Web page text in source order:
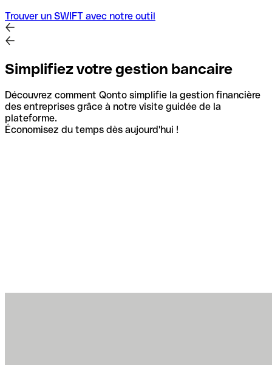
Trouver un SWIFT avec notre outil
Simplifiez votre gestion bancaire
Découvrez comment Qonto simplifie la gestion financière
des entreprises grâce à notre visite guidée de la
plateforme.
Économisez du temps dès aujourd'hui !